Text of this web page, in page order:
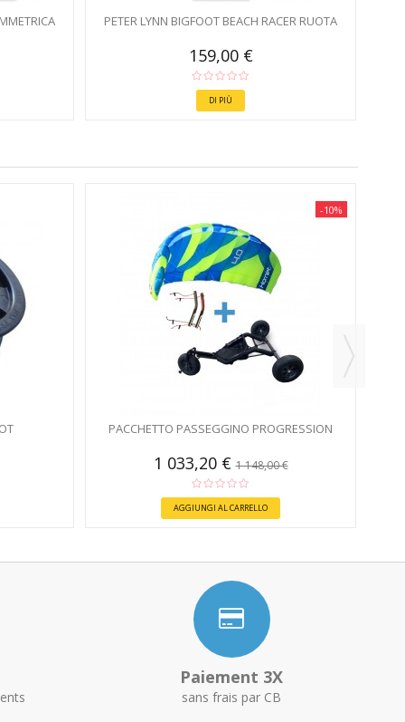
PETER LYNN BIGFOOT BEACH RACER RUOTA
159,00 €
DI PIÙ
-10%
PACCHETTO PASSEGGINO PROGRESSION
1 033,20 €1 148,00 €
AGGIUNGI AL CARRELLO
Paiement 3X
sans frais par CB